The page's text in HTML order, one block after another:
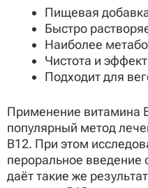
Пищевая
Быстро
Наиболее
Чистота и
Подходит для
Применение витамина
популярный метод
B12. При этом
пероральное
даёт такие же